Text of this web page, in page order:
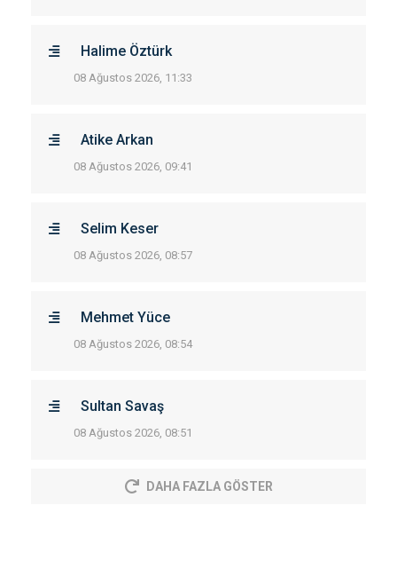
Halime Öztürk
08 Ağustos 2026, 11:33
Atike Arkan
08 Ağustos 2026, 09:41
Selim Keser
08 Ağustos 2026, 08:57
Mehmet Yüce
08 Ağustos 2026, 08:54
Sultan Savaş
08 Ağustos 2026, 08:51
DAHA FAZLA GÖSTER